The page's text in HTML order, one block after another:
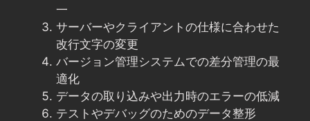
一
サーバーやクライアントの仕様に合わせた
改行文字の変更
バージョン管理システムでの差分管理の最
適化
データの取り込みや出力時のエラーの低減
テストやデバッグのためのデータ整形